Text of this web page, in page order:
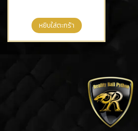
หยิบใส่ตะกร้า